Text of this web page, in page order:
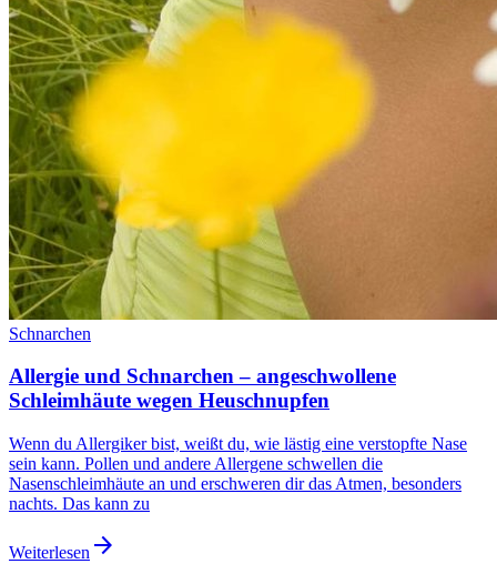
Schnarchen
Allergie und Schnarchen – angeschwollene
Schleimhäute wegen Heuschnupfen
Wenn du Allergiker bist, weißt du, wie lästig eine verstopfte Nase
sein kann. Pollen und andere Allergene schwellen die
Nasenschleimhäute an und erschweren dir das Atmen, besonders
nachts. Das kann zu
Weiterlesen arrow_forward